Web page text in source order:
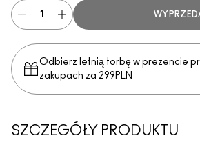
Odbierz letnią torbę w prezencie
zakupach za 299PLN
SZCZEGÓŁY PRODUKTU